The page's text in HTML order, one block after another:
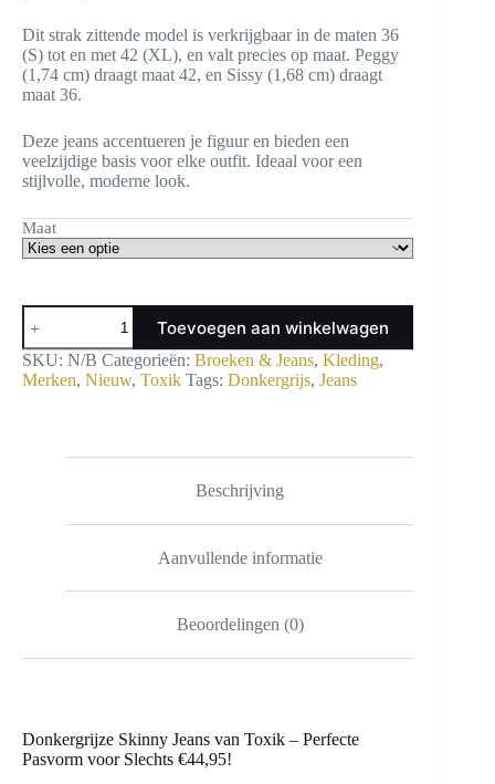
Dit strak zittende model is verkrijgbaar in de maten 36
(S) tot en met 42 (XL), en valt precies op maat. Peggy
(1,74 cm) draagt maat 42, en Sissy (1,68 cm) draagt
maat 36.
Deze jeans accentueren je figuur en bieden een
veelzijdige basis voor elke outfit. Ideaal voor een
stijlvolle, moderne look.
Maat
Donkergrijze
Skinny
Jeans
aantal
Toevoegen aan winkelwagen
SKU: N/B Categorieën: Broeken & Jeans, Kleding,
Merken, Nieuw, Toxik Tags: Donkergrijs, Jeans
Beschrijving
Aanvullende informatie
Beoordelingen (0)
Donkergrijze Skinny Jeans van Toxik – Perfecte
Pasvorm voor Slechts €44,95!